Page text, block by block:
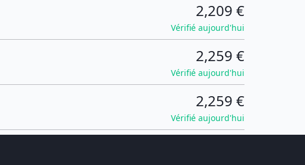
2,209 €
Vérifié aujourd'hui
2,259 €
Vérifié aujourd'hui
2,259 €
Vérifié aujourd'hui